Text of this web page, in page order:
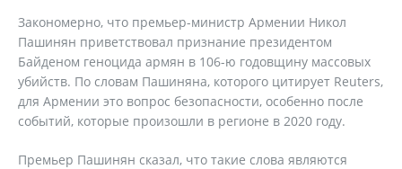
Закономерно, что премьер-министр Армении Никол
Пашинян приветствовал признание президентом
Байденом геноцида армян в 106-ю годовщину массовых
убийств. По словам Пашиняна, которого цитирует Reuters,
для Армении это вопрос безопасности, особенно после
событий, которые произошли в регионе в 2020 году.
Премьер Пашинян сказал, что такие слова являются